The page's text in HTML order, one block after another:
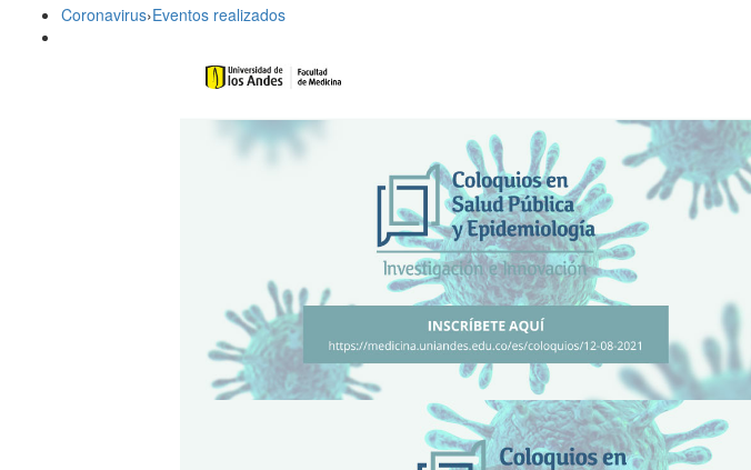
Coronavirus›Eventos realizados